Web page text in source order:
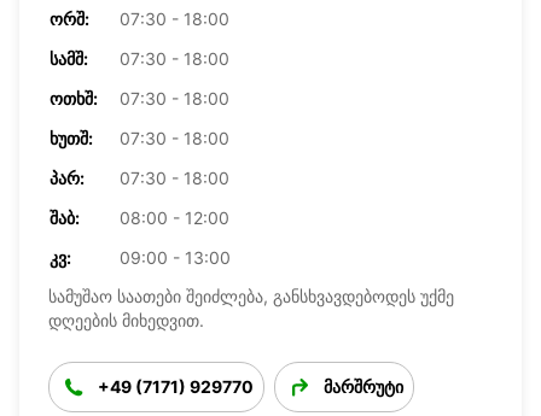
ᲝᲠᲨ:
07:30 - 18:00
ᲡᲐᲛᲨ:
07:30 - 18:00
ᲝᲗᲮᲨ:
07:30 - 18:00
ᲮᲣᲗᲨ:
07:30 - 18:00
ᲞᲐᲠ:
07:30 - 18:00
ᲨᲐᲑ:
08:00 - 12:00
ᲙᲕ:
09:00 - 13:00
სამუშაო საათები შეიძლება, განსხვავდებოდეს უქმე
დღეების მიხედვით.
+49 (7171) 929770 მარშრუტი